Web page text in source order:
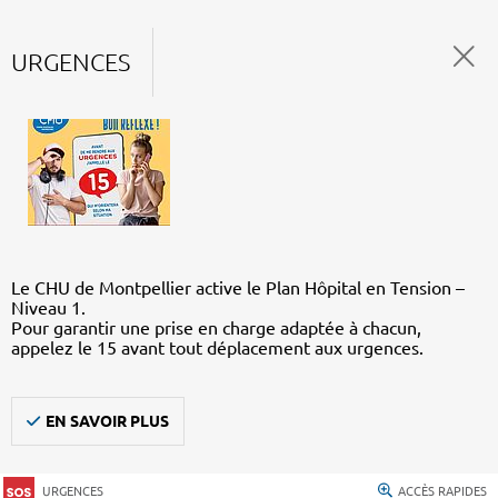
URGENCES
Le CHU de Montpellier active le Plan Hôpital en Tension –
Niveau 1.
Pour garantir une prise en charge adaptée à chacun,
appelez le 15 avant tout déplacement aux urgences.
EN SAVOIR PLUS
URGENCES ACCÈS RAPIDES